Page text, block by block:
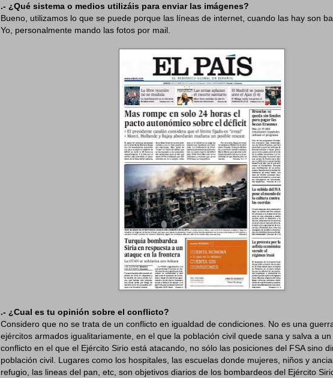
.- ¿Qué sistema o medios utilizáis para enviar las imágenes?
Bueno, utilizamos lo que se puede porque las líneas de internet, cuando las hay son
Yo, personalmente mando las fotos por mail.
.- ¿Cual es tu opinión sobre el conflicto?
Considero que no se trata de un conflicto en igualdad de condiciones. No es una
ejércitos armados igualitariamente, en el que la población civil quede sana y salva a
conflicto en el que el Ejército Sirio está atacando, no sólo las posiciones del FSA sino
población civil. Lugares como los hospitales, las escuelas donde mujeres, niños y
refugio, las lineas del pan, etc, son objetivos diarios de los bombardeos del Ejército